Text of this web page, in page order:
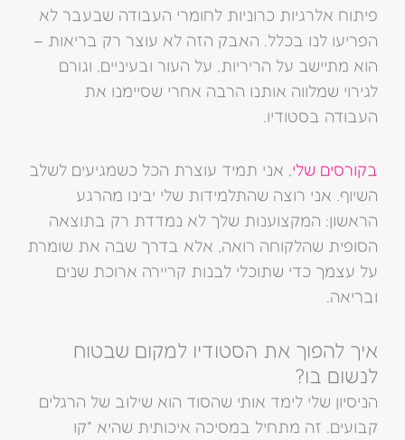
פיתוח אלרגיות כרוניות לחומרי העבודה שבעבר לא
הפריעו לנו בכלל. האבק הזה לא עוצר רק בריאות –
הוא מתיישב על הריריות, על העור ובעיניים, וגורם
לגירוי שמלווה אותנו הרבה אחרי שסיימנו את
העבודה בסטודיו.
בקורסים שלי , אני תמיד עוצרת הכל כשמגיעים לשלב
השיוף. אני רוצה שהתלמידות שלי יבינו מהרגע
הראשון: המקצוענות שלך לא נמדדת רק בתוצאה
הסופית שהלקוחה רואה, אלא בדרך שבה את שומרת
על עצמך כדי שתוכלי לבנות קריירה ארוכת שנים
ובריאה.
איך להפוך את הסטודיו למקום שבטוח
לנשום בו?
הניסיון שלי לימד אותי שהסוד הוא שילוב של הרגלים
קבועים. זה מתחיל במסיכה איכותית שהיא "קו